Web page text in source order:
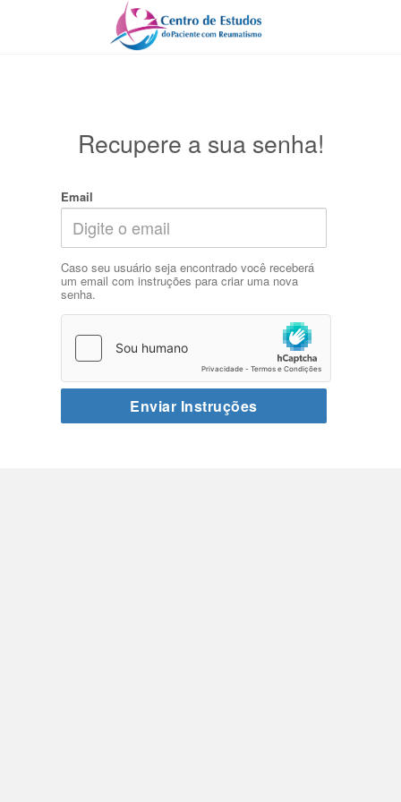
Recupere a sua senha!
Email
Caso seu usuário seja encontrado você receberá
um email com instruções para criar uma nova
senha.